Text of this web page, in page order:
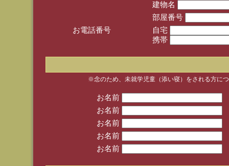
建物名
部屋番号
お電話番号
自宅
携帯
※念のため、未就学児童（添い寝）をされる方に
お名前
お名前
お名前
お名前
お名前